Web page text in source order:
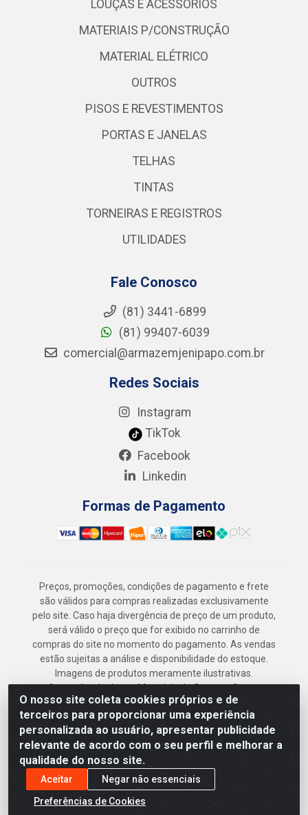
O nosso site coleta cookies próprios e de
terceiros para proporcionar uma experiência
personalizada ao usuário, apresentar publicidade
relevante de acordo com o seu perfil e melhorar a
qualidade do nosso site.
Aceitar
Negar não essenciais
Preferências de Cookies
LOUÇAS E ACESSÓRIOS
MATERIAIS P/CONSTRUÇÃO
MATERIAL ELÉTRICO
OUTROS
PISOS E REVESTIMENTOS
PORTAS E JANELAS
TELHAS
TINTAS
TORNEIRAS E REGISTROS
UTILIDADES
Fale Conosco
(81) 3441-6899
(81) 99407-6039
comercial@armazemjenipapo.com.br
Redes Sociais
Instagram
TikTok
Facebook
Linkedin
Formas de Pagamento
Preços, promoções, condições de pagamento e frete
são válidos para compras realizadas exclusivamente
pelo site. Caso haja divergência de preço de um produto,
será válido o preço que for exibido no carrinho de
compras do site no momento do pagamento. As vendas
estão sujeitas a análise e disponibilidade do estoque.
Imagens de produtos meramente ilustrativas.
Armazém Jenipapo Materiais de Construção em
Geral LTDA - Rua das Flores, 2691 - Guabiraba,
Recife/PE - CEP 52.291-630 - CNPJ
41.097.379/0001-